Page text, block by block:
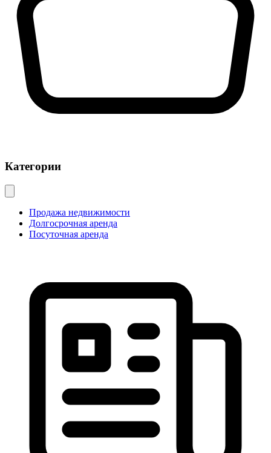
Категории
Продажа недвижимости
Долгосрочная аренда
Посуточная аренда